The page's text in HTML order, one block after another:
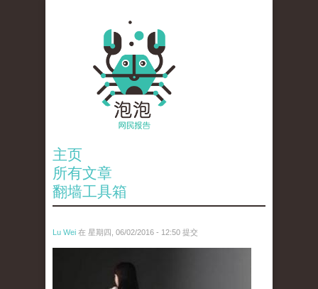
主页
所有文章
翻墙工具箱
Lu Wei 在 星期四, 06/02/2016 - 12:50 提交